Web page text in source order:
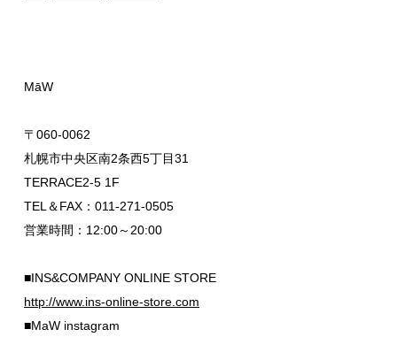
MāW
〒060-0062
札幌市中央区南2条西5丁目31
TERRACE2-5 1F
TEL＆FAX：011-271-0505
営業時間：12:00～20:00
■INS&COMPANY ONLINE STORE
http://www.ins-online-store.com
■MaW instagram